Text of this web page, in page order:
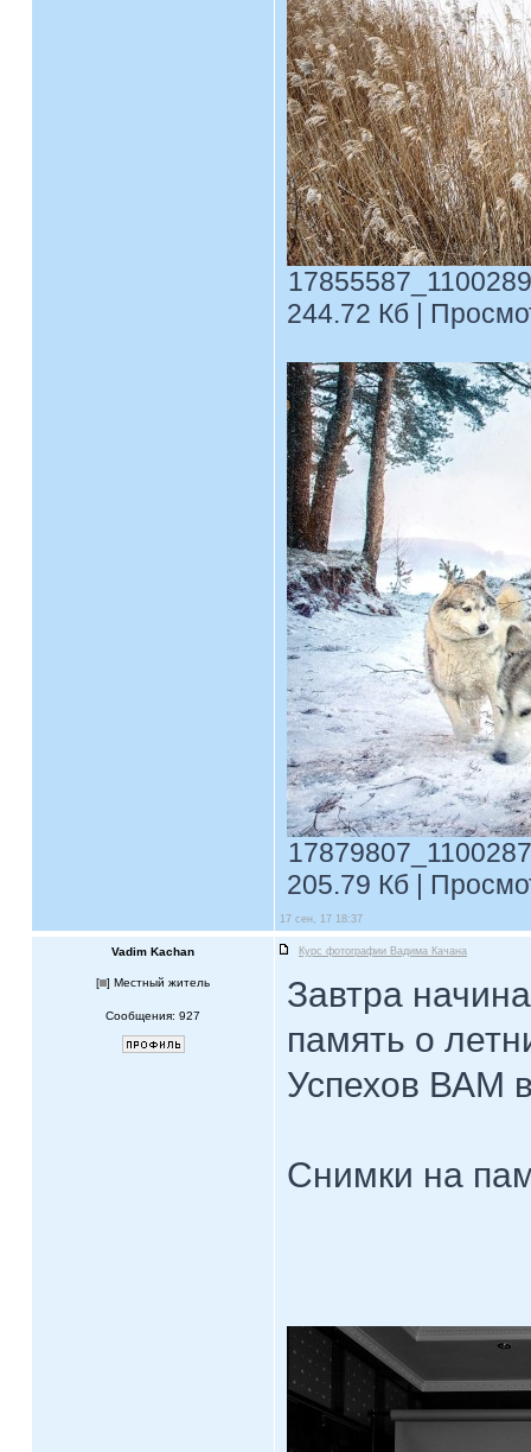
244.72 Кб |
205.79 Кб |
17 сен, 17 18:37
Vadim Kachan Курс фотографии Вадима Качана
[ ] Местный житель
Сообщения: 927
Завтра
память о
Успехов ВАМ
Снимки на